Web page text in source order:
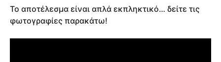
Το αποτέλεσμα είναι απλά εκπληκτικό… δείτε τις
φωτογραφίες παρακάτω!